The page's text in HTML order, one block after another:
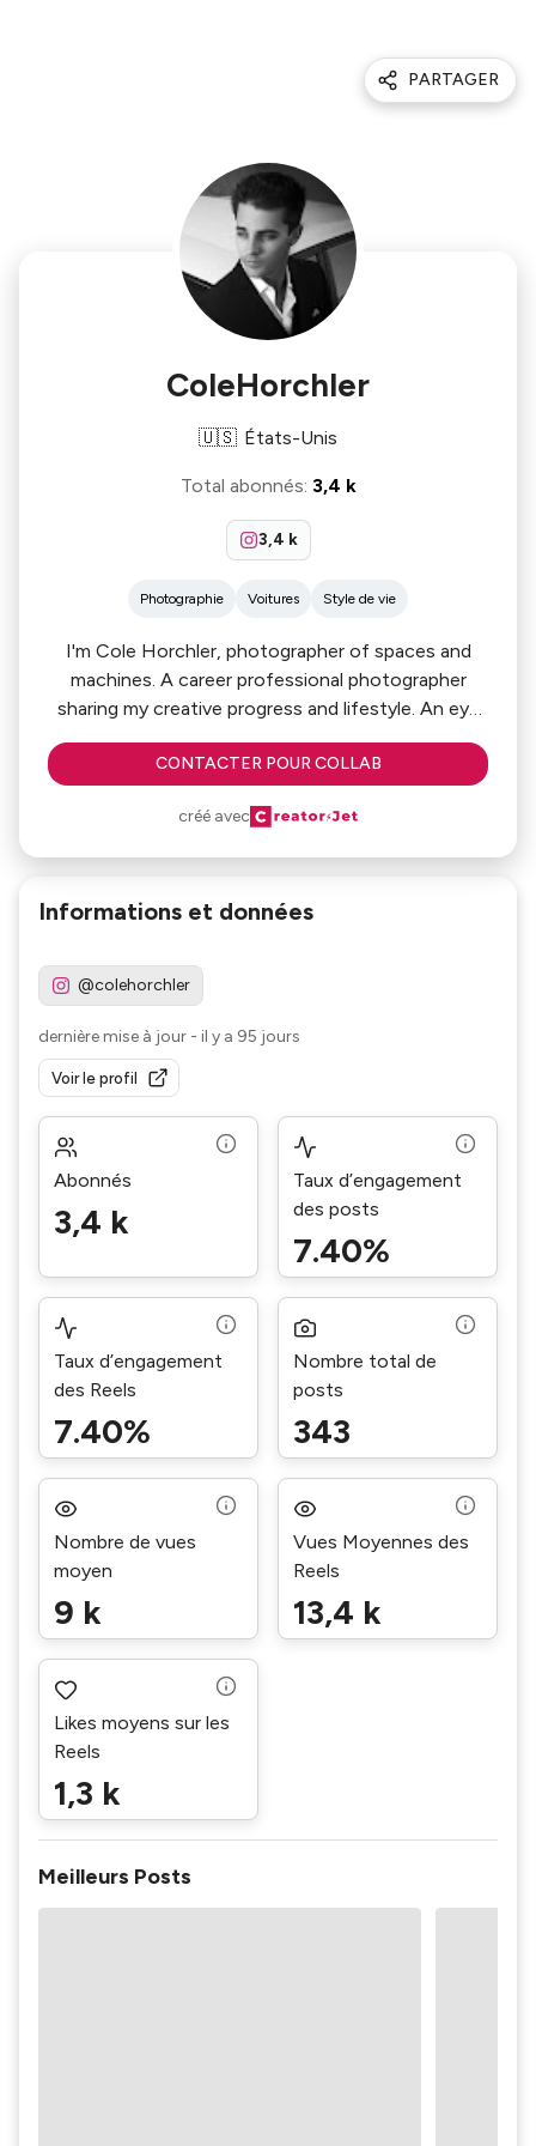
PARTAGER
ColeHorchler
🇺🇸 États-Unis
Total abonnés: 3,4 k
3,4 k
Photographie Voitures Style de vie
I'm Cole Horchler, photographer of spaces and
machines. A career professional photographer
sharing my creative progress and lifestyle. An eye
for the finer things in life. Joined often by my
adorable wife and son.
CONTACTER POUR COLLAB
créé avec
Informations et données
@colehorchler
dernière mise à jour - il y a 95 jours
Voir le profil
Abonnés
3,4 k
Taux d’engagement
des posts
7.40%
Taux d’engagement
des Reels
7.40%
Nombre total de
posts
343
Nombre de vues
moyen
9 k
Vues Moyennes des
Reels
13,4 k
Likes moyens sur les
Reels
1,3 k
Meilleurs Posts